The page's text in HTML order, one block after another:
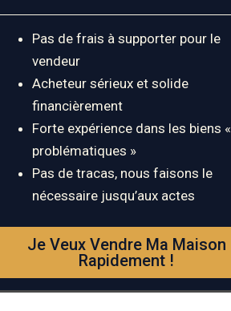
Pas de frais à supporter pour le
vendeur
Acheteur sérieux et solide
financièrement
Forte expérience dans les biens «
problématiques »
Pas de tracas, nous faisons le
nécessaire jusqu’aux actes
Je Veux Vendre Ma Maison
Rapidement !